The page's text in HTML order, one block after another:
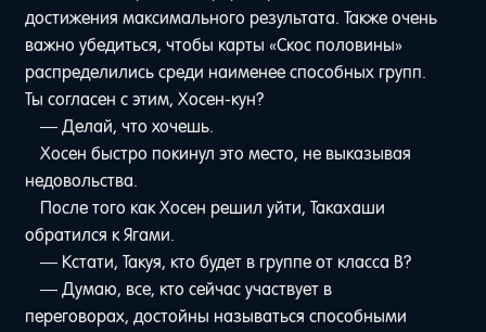
достижения максимального результата. Также очень
важно убедиться, чтобы карты «Скос половины»
распределились среди наименее способных групп.
Ты согласен с этим, Хосен-кун?
— Делай, что хочешь.
Хосен быстро покинул это место, не выказывая
недовольства.
После того как Хосен решил уйти, Такахаши
обратился к Ягами.
— Кстати, Такуя, кто будет в группе от класса B?
— Думаю, все, кто сейчас участвует в
переговорах, достойны называться способными